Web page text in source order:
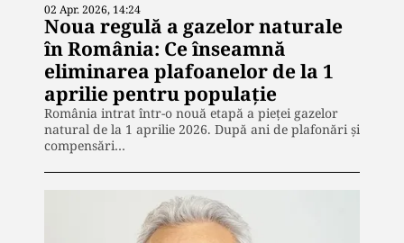
02 Apr. 2026, 14:24
Noua regulă a gazelor naturale
în România: Ce înseamnă
eliminarea plafoanelor de la 1
aprilie pentru populație
România intrat într-o nouă etapă a pieței gazelor
natural de la 1 aprilie 2026. După ani de plafonări și
compensări…